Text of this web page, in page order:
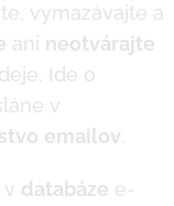
vymazávajte a
ani neotvárajte
Ide o
v
emailov
v databáze e-